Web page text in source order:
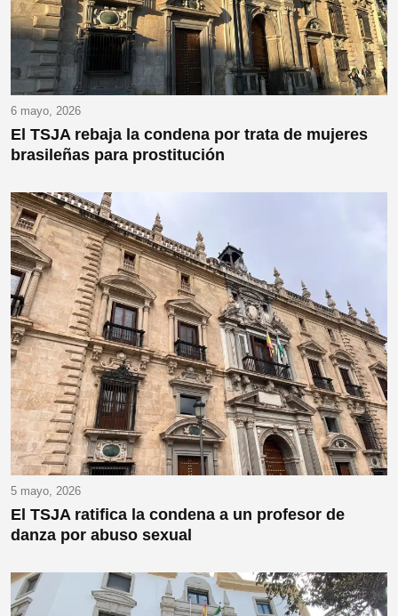
6 mayo, 2026
El TSJA rebaja la condena por trata de mujeres
brasileñas para prostitución
5 mayo, 2026
El TSJA ratifica la condena a un profesor de
danza por abuso sexual